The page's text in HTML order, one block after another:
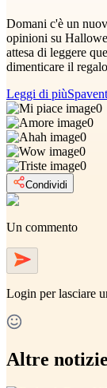
Domani c'è un
opinioni su
attesa di leggere
dimenticare il
Leggi di più
0
0
0
0
0
Condividi
Un commento
Login per lasciare
Altre